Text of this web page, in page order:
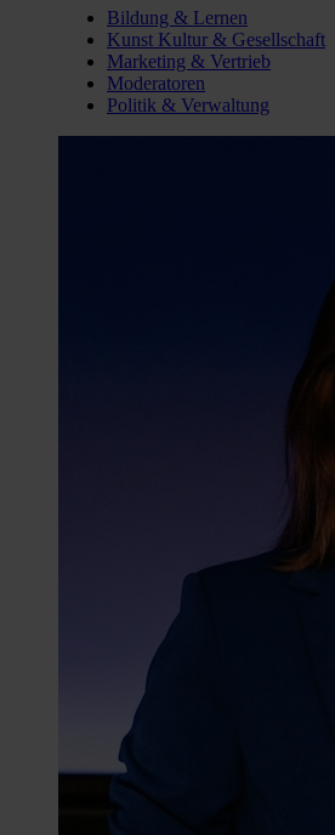
Bildung & Lernen
Kunst Kultur & Gesellschaft
Marketing & Vertrieb
Moderatoren
Politik & Verwaltung